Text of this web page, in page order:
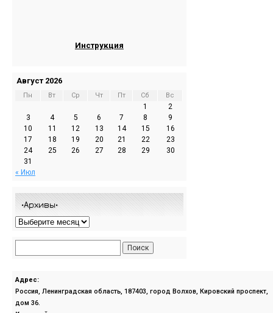
Инструкция
Август 2026
Пн Вт Ср Чт Пт Сб Вс
1
2
3
4 5 6 7 8
9
10
11 12 13 14 15
16
17
18 19 20 21 22
23
24
25 26 27 28 29
30
31
« Июл
•Архивы•
Адрес:
Россия, Ленинградская область, 187403, город Волхов, Кировский проспект,
дом 36.